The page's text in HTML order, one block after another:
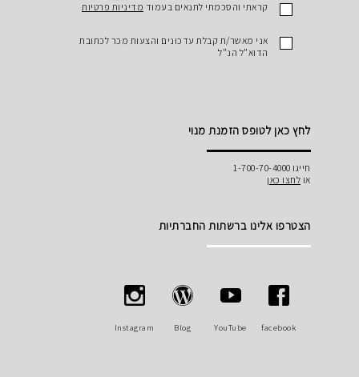
קראתי והסכמתי לתנאים בעמוד מדיניות פרטיות
אני מאשר/ת קבלת עדכונים והצעות מכר לכתובת
הדוא"ל הנ"ל
לחץ כאן לטופס הזמנת מנוי
חייגו 1-700-70-4000
או לחצו כאן
הצטרפו אלינו ברשתות החברתיות
facebook
YouTube
Blog
Instagram